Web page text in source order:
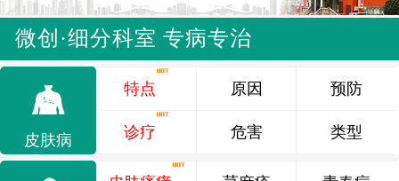
微创·细分科室 专病专治
皮肤病
特点
诊疗
原因
危害
预防
类型